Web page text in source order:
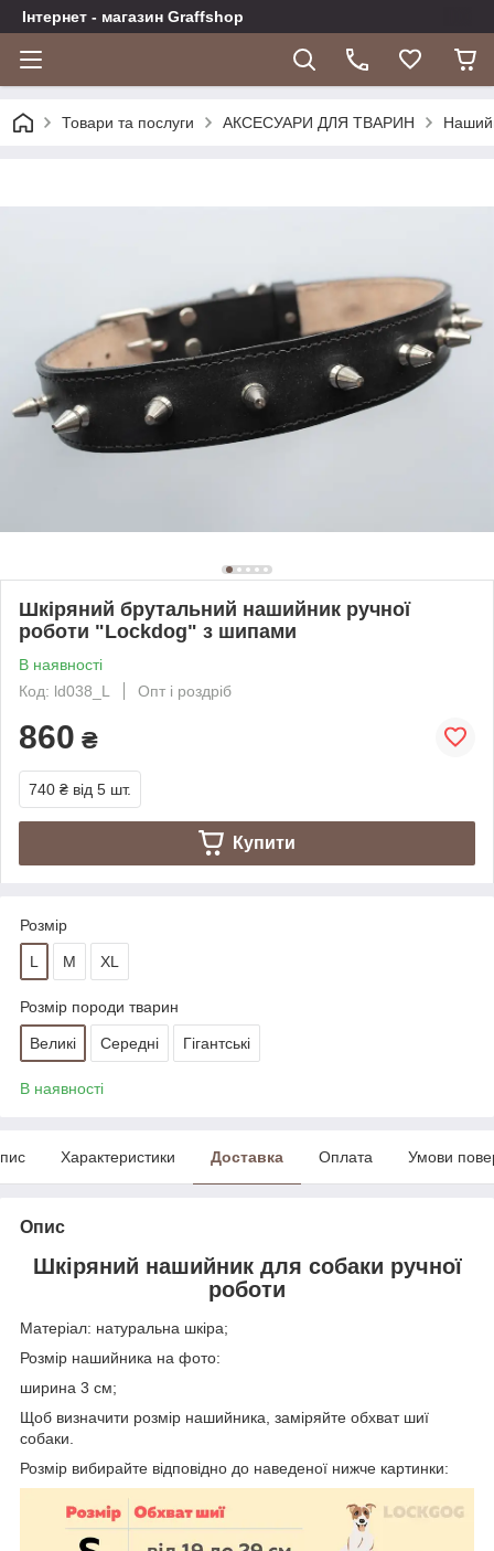
Інтернет - магазин Graffshop
Товари та послуги АКСЕСУАРИ ДЛЯ ТВАРИН
Шкіряний брутальний нашийник ручної
роботи "Lockdog" з шипами
В наявності
Код: ld038_L
Опт і роздріб
860 ₴
740 ₴ від 5 шт.
Купити
Розмір
L M XL
Розмір породи тварин
Великі Середні Гігантські
В наявності
Характеристики Доставка Оплата Умови
Опис
Шкіряний нашийник для собаки ручної
роботи
Матеріал: натуральна шкіра;
Розмір нашийника на фото:
ширина 3 см;
Щоб визначити розмір нашийника, заміряйте обхват шиї
собаки.
Розмір вибирайте відповідно до наведеної нижче картинки: